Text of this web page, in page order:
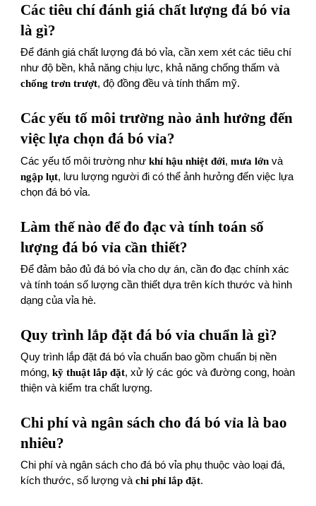
Các tiêu chí đánh giá chất lượng đá bó vỉa
là gì?
Để đánh giá chất lượng đá bó vỉa, cần xem xét các tiêu chí
như độ bền, khả năng chịu lực, khả năng chống thấm và
chống trơn trượt, độ đồng đều và tính thẩm mỹ.
Các yếu tố môi trường nào ảnh hưởng đến
việc lựa chọn đá bó vỉa?
Các yếu tố môi trường nhưkhí hậu nhiệt đới,mưa lớn và
ngập lụt, lưu lượng người đi có thể ảnh hưởng đến việc lựa
chọn đá bó vỉa.
Làm thế nào để đo đạc và tính toán số
lượng đá bó vỉa cần thiết?
Để đảm bảo đủ đá bó vỉa cho dự án, cần đo đạc chính xác
và tính toán số lượng cần thiết dựa trên kích thước và hình
dạng của vỉa hè.
Quy trình lắp đặt đá bó vỉa chuẩn là gì?
Quy trình lắp đặt đá bó vỉa chuẩn bao gồm chuẩn bị nền
móng,kỹ thuật lắp đặt, xử lý các góc và đường cong, hoàn
thiện và kiểm tra chất lượng.
Chi phí và ngân sách cho đá bó vỉa là bao
nhiêu?
Chi phí và ngân sách cho đá bó vỉa phụ thuộc vào loại đá,
kích thước, số lượng vàchi phí lắp đặt.